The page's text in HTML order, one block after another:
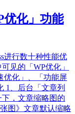
优化」功能
进行数十种性能优
见的「WP优化」
优化」、「功能屏
1、后台「文章列
，文章缩略图的
图》文章默认缩略